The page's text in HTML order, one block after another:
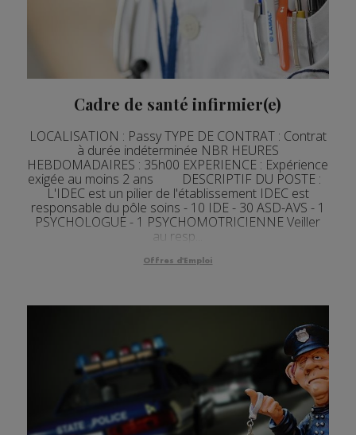
Cadre de santé infirmier(e)
LOCALISATION : Passy TYPE DE CONTRAT : Contrat
à durée indéterminée NBR HEURES
HEBDOMADAIRES : 35h00 EXPERIENCE : Expérience
exigée au moins 2 ans DESCRIPTIF DU POSTE :
L'IDEC est un pilier de l'établissement IDEC est
responsable du pôle soins - 10 IDE - 30 ASD-AVS - 1
PSYCHOLOGUE - 1 PSYCHOMOTRICIENNE Veiller
au resp...
Offres d'Emploi